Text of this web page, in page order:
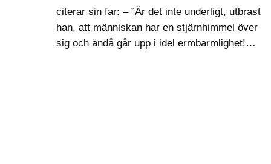
citerar sin far: – ”Är det inte underligt, utbrast
han, att människan har en stjärnhimmel över
sig och ändå går upp i idel ermbarmlighet!